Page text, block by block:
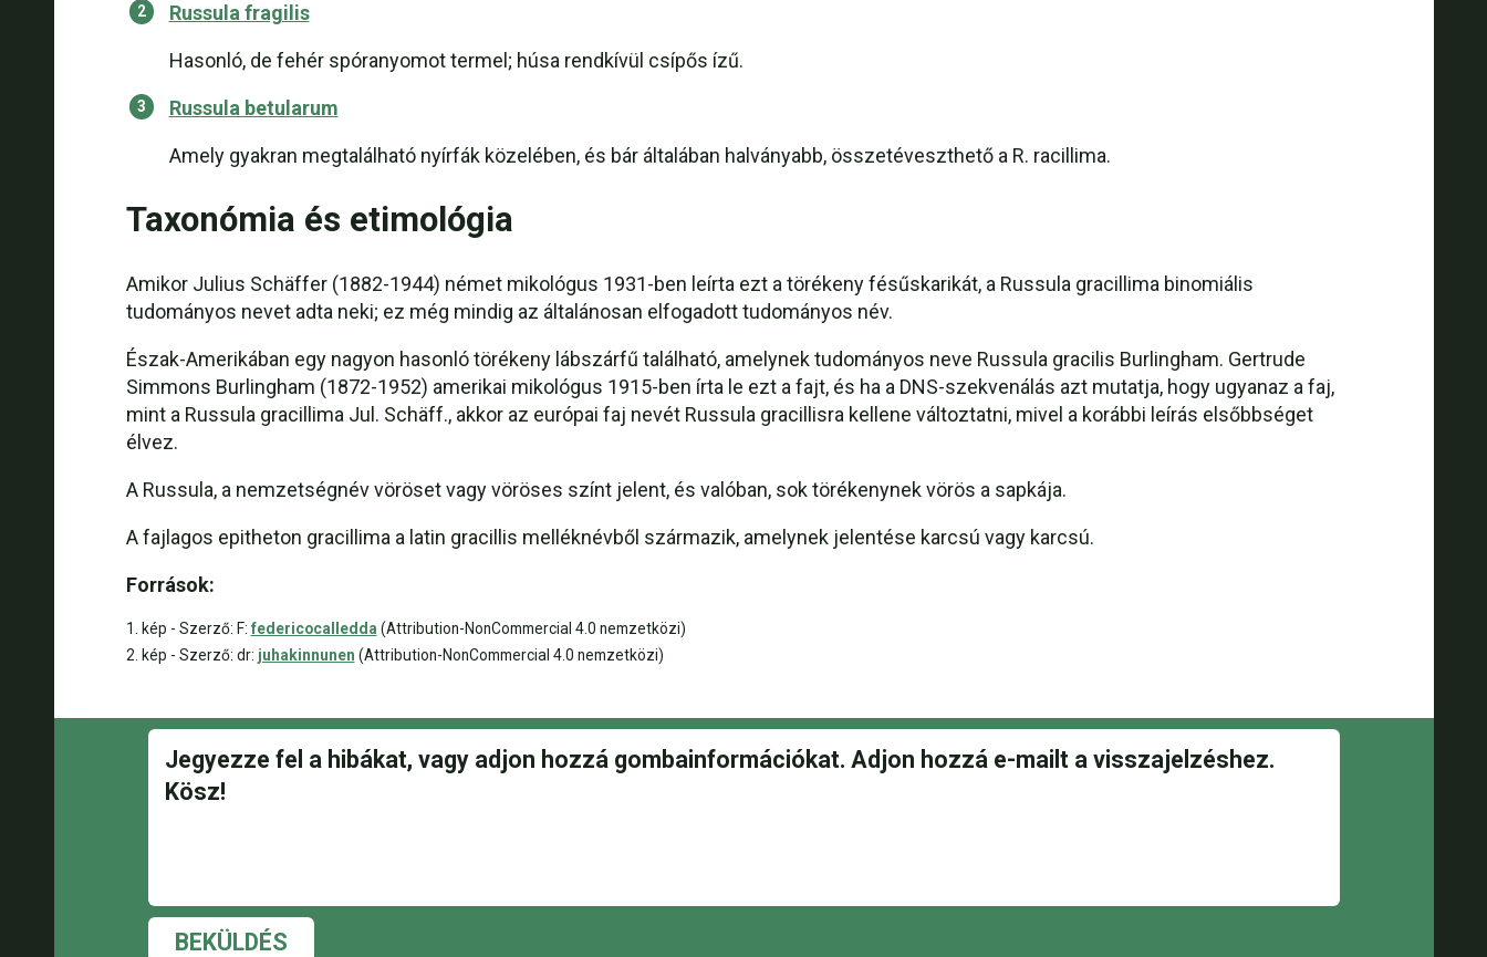
Russula fragilis
Hasonló, de fehér spóranyomot termel; húsa rendkívül csípős ízű.
Russula betularum
Amely gyakran megtalálható nyírfák közelében, és bár általában halványabb, összetéveszthető a R. racillima.
Taxonómia és etimológia
Amikor Julius Schäffer (1882-1944) német mikológus 1931-ben leírta ezt a törékeny fésűskarikát, a Russula gracillima binomiális
tudományos nevet adta neki; ez még mindig az általánosan elfogadott tudományos név.
Észak-Amerikában egy nagyon hasonló törékeny lábszárfű található, amelynek tudományos neve Russula gracilis Burlingham. Gertrude
Simmons Burlingham (1872-1952) amerikai mikológus 1915-ben írta le ezt a fajt, és ha a DNS-szekvenálás azt mutatja, hogy ugyanaz a faj,
mint a Russula gracillima Jul. Schäff., akkor az európai faj nevét Russula gracillisra kellene változtatni, mivel a korábbi leírás elsőbbséget
élvez.
A Russula, a nemzetségnév vöröset vagy vöröses színt jelent, és valóban, sok törékenynek vörös a sapkája.
A fajlagos epitheton gracillima a latin gracillis melléknévből származik, amelynek jelentése karcsú vagy karcsú.
Források:
1. kép - Szerző: F: federicocalledda (Attribution-NonCommercial 4.0 nemzetközi)
2. kép - Szerző: dr: juhakinnunen (Attribution-NonCommercial 4.0 nemzetközi)
BEKÜLDÉS